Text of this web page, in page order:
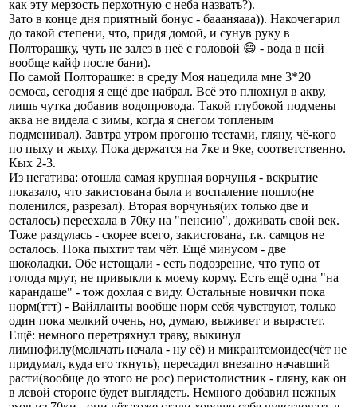
как эту мерзость перхотную с неба назвать?).
Зато в конце дня приятный бонус - баааняааа)). Накочегарил
до такой степени, что, придя домой, и сунув руку в
Полторашку, чуть не залез в неё с головой 😄 - вода в ней
вообще кайф после бани).
По самой Полторашке: в среду Моя нацедила мне 3*20
осмоса, сегодня я ещё две набрал. Всё это плюхнул в акву,
лишь чутка добавив водопровода. Такой глубокой подмены
аква не видела с зимы, когда я снегом топленым
подменивал). Завтра утром прогоню тестами, гляну, чё-кого
по пыху и жыху. Пока держатся на 7ке и 9ке, соответственно.
Кых 2-3.
Из негатива: отошла самая крупная ворчунья - вскрытие
показало, что закистована была и воспаление пошло(не
поленился, разрезал). Вторая ворчунья(их только две и
осталось) переехала в 70ку на "пенсию", доживать свой век.
Тоже раздулась - скорее всего, закистована, т.к. самцов не
осталось. Пока пыхтит там чёт. Ещё минусом - две
шоколадки. Обе истощали - есть подозрение, что тупо от
голода мрут, не привыкли к моему корму. Есть ещё одна "на
карандаше" - тож дохлая с виду. Остальные новички пока
норм(ттт) - Вайлланты вообще норм себя чувствуют, только
один пока мелкий очень, но, думаю, выживет и вырастет.
Ещё: немного перетряхнул траву, выкинул
лимнофилу(мельчать начала - ну её) и микрантемоидес(чёт не
придумал, куда его ткнуть), пересадил внезапно начавший
расти(вообще до этого не рос) перистолистник - гляну, как он
в левой стороне будет выглядеть. Немного добавил нежных